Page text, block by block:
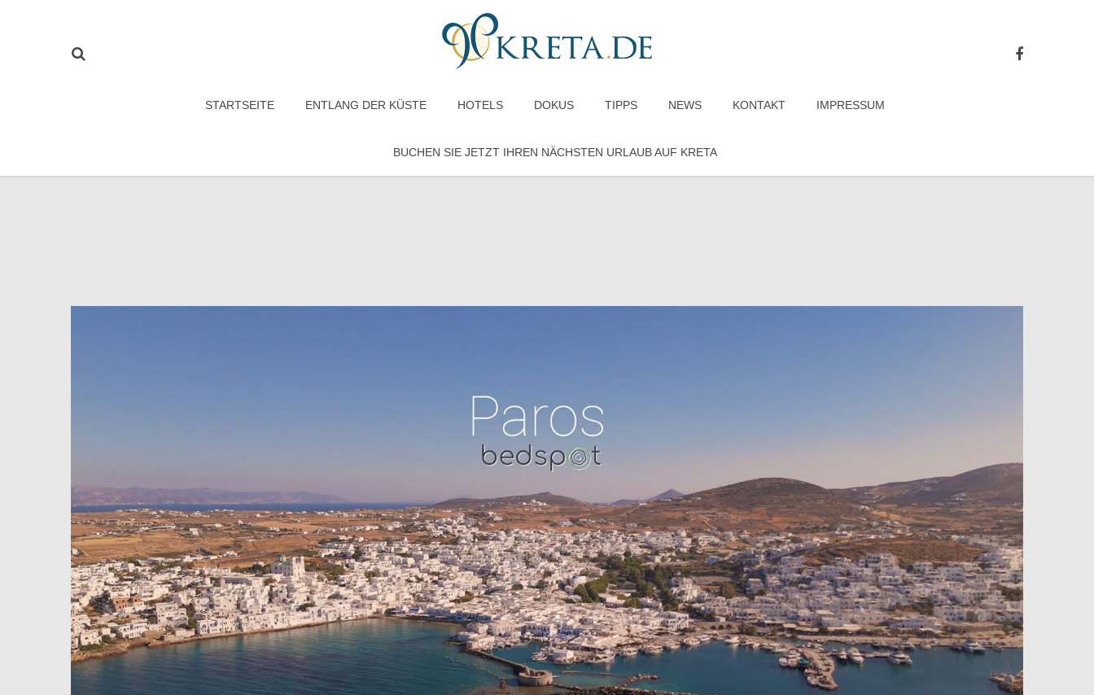
STARTSEITE ENTLANG DER KÜSTE HOTELS DOKUS TIPPS NEWS KONTAKT IMPRESSUM
BUCHEN SIE JETZT IHREN NÄCHSTEN URLAUB AUF KRETA